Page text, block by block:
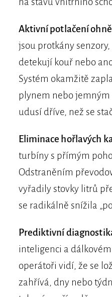
Aktivní potlačení
jsou protkány
detekují kouř nebo
Systém okamžitě
plynem nebo jemným
udusí dříve, než se
Eliminace hořlavých
turbíny s přímým
Odstraněním
vyřadily stovky litrů
se radikálně snížila
Prediktivní
inteligenci a
operátoři vidí, že se
zahřívá, dny nebo